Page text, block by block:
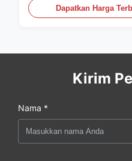
Stand
Dapatkan Harga
Kirim
Nama *